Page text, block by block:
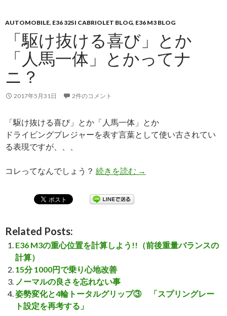
動
AUTOMOBILE, E36 325I CABRIOLET BLOG, E36 M3 BLOG
「駆け抜ける喜び」とか
「人馬一体」とかってナ
ニ？
2017年5月31日 2件のコメント
「駆け抜ける喜び」とか「人馬一体」とか
ドライビングプレジャーを表す言葉として使い古されてい
る表現ですが、、、
コレってなんでしょう？ 続きを読む 「駆け抜ける喜び」と
→
Related Posts:
E36 M3の重心位置を計算しよう!!（前後重量バランスの
計算）
15分 1000円で乗り心地改善
ノーマルの良さを忘れない事
姿勢変化と4輪トータルグリップ③ 「スプリングレー
ト設定を再考する」